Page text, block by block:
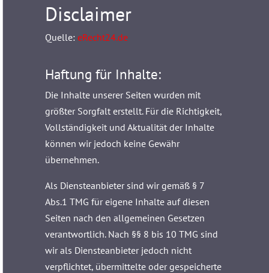
Disclaimer
Quelle: eRecht24.de
Haftung für Inhalte:
Die Inhalte unserer Seiten wurden mit
größter Sorgfalt erstellt. Für die Richtigkeit,
Vollständigkeit und Aktualität der Inhalte
können wir jedoch keine Gewähr
übernehmen.
Als Diensteanbieter sind wir gemäß § 7
Abs.1 TMG für eigene Inhalte auf diesen
Seiten nach den allgemeinen Gesetzen
verantwortlich. Nach §§ 8 bis 10 TMG sind
wir als Diensteanbieter jedoch nicht
verpflichtet, übermittelte oder gespeicherte